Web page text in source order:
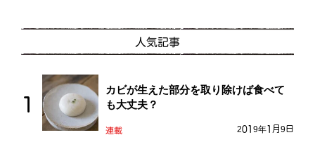
人気記事
カビが生えた部分を取り除けば食べて
も大丈夫？
連載 2019年1月9日